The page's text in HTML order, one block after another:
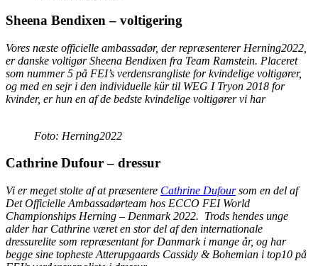
Sheena Bendixen – voltigering
Vores næste officielle ambassadør, der repræsenterer Herning2022,
er danske voltigør Sheena Bendixen fra Team Ramstein. Placeret
som nummer 5 på FEI’s verdensrangliste for kvindelige voltigører,
og med en sejr i den individuelle kür til WEG I Tryon 2018 for
kvinder, er hun en af de bedste kvindelige voltigører vi har
Foto: Herning2022
Cathrine Dufour – dressur
Vi er meget stolte af at præsentere Cathrine Dufoursom en del af
Det Officielle Ambassadørteam hos ECCO FEI World
Championships Herning – Denmark 2022. Trods hendes unge
alder har Cathrine været en stor del af den internationale
dressurelite som repræsentant for Danmark i mange år, og har
begge sine topheste Atterupgaards Cassidy & Bohemian i top10 på